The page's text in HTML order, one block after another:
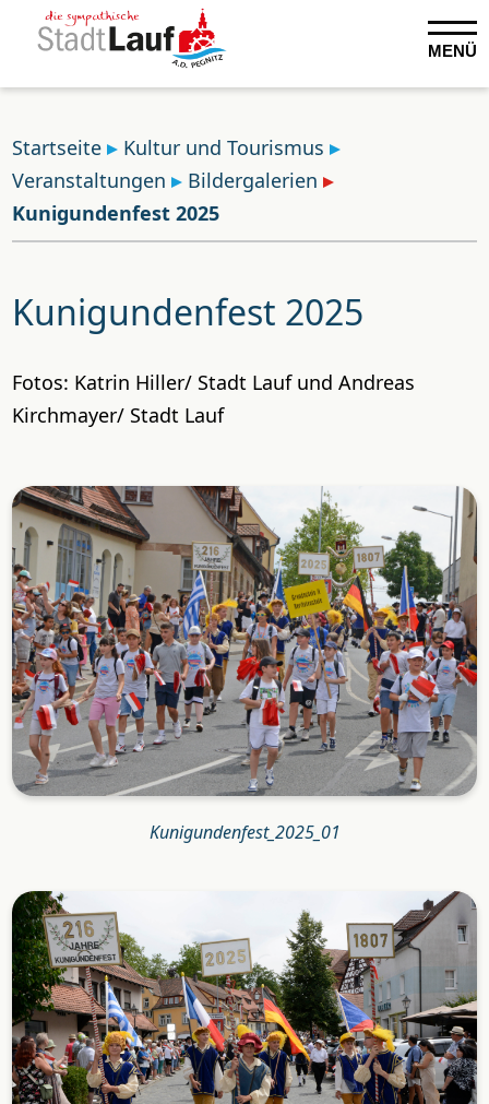
MENÜ
Startseite
Kultur und Tourismus
Veranstaltungen
Bildergalerien
Kunigundenfest 2025
Kunigundenfest 2025
Fotos: Katrin Hiller/ Stadt Lauf und Andreas
Kirchmayer/ Stadt Lauf
Kunigundenfest_2025_01